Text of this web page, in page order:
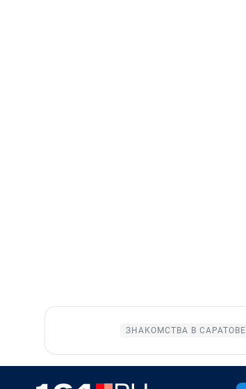
ЗНАКОМСТВА В САРАТОВЕ